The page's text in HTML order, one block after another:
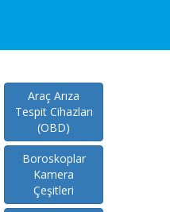
Araç Arıza
Tespit Cihazları
(OBD)
Boroskoplar
Kamera
Çeşitleri